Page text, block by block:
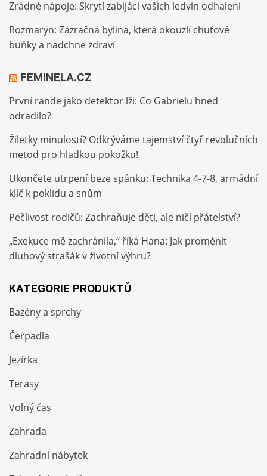
Zrádné nápoje: Skrytí zabijáci vašich ledvin odhaleni
Rozmarýn: Zázračná bylina, která okouzlí chuťové
buňky a nadchne zdraví
FEMINELA.CZ
První rande jako detektor lži: Co Gabrielu hned
odradilo?
Žiletky minulostí? Odkrýváme tajemství čtyř revolučních
metod pro hladkou pokožku!
Ukončete utrpení beze spánku: Technika 4-7-8, armádní
klíč k poklidu a snům
Pečlivost rodičů: Zachraňuje děti, ale ničí přátelství?
„Exekuce mě zachránila,“ říká Hana: Jak proměnit
dluhový strašák v životní výhru?
KATEGORIE PRODUKTŮ
Bazény a sprchy
Čerpadla
Jezírka
Terasy
Volný čas
Zahrada
Zahradní nábytek